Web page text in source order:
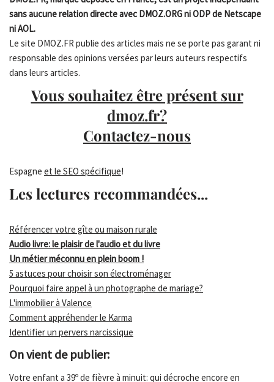
sans aucune relation directe avec DMOZ.ORG ni ODP de Netscape
ni AOL.
Le site DMOZ.FR publie des articles mais ne se porte pas garant ni
responsable des opinions versées par leurs auteurs respectifs
dans leurs articles.
Vous souhaitez être présent sur
dmoz.fr?
Contactez-nous
Espagne et le SEO spécifique!
Les lectures recommandées...
Référencer votre gîte ou maison rurale
Audio livre: le plaisir de l'audio et du livre
Un métier méconnu en plein boom !
5 astuces pour choisir son électroménager
Pourquoi faire appel à un photographe de mariage?
L'immobilier à Valence
Comment appréhender le Karma
Identifier un pervers narcissique
On vient de publier:
Votre enfant a 39º de fièvre à minuit: qui décroche encore en